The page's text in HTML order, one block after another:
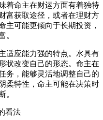
着命主在财运方面有着独特
富获取途径，或者在理财方
主可能更倾向于长期投资，
。
适应能力强的特点。水具有
状改变自己的形态。命主在
务，能够灵活地调整自己的
柔特性，命主可能在决策时
。
看法